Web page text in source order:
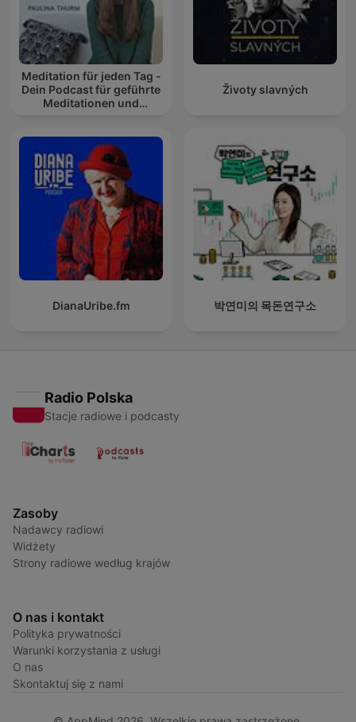
Meditation für jeden Tag -
Dein Podcast für geführte
Meditationen und
Životy slavných
DianaUribe.fm 박연미의 목돈연구소
Radio Polska
Stacje radiowe i podcasty
Zasoby
Nadawcy radiowi
Widżety
Strony radiowe według krajów
O nas i kontakt
Polityka prywatności
Warunki korzystania z usługi
O nas
Skontaktuj się z nami